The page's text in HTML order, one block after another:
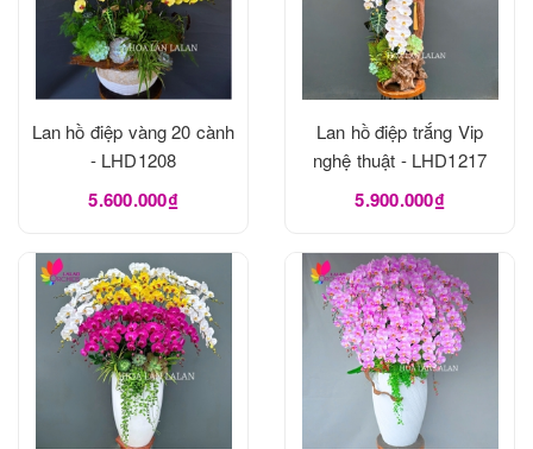
Lan hồ điệp vàng 20 cành
- LHD1208
5.600.000₫
Lan hồ điệp trắng Vip
nghệ thuật - LHD1217
5.900.000₫